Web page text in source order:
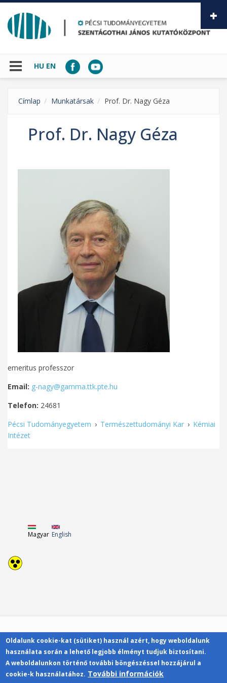
Ugrás a tartalomra
HU EN
Címlap Munkatársak Prof. Dr. Nagy Géza
Prof. Dr. Nagy Géza
emeritus professzor
Email: g-nagy@gamma.ttk.pte.hu
Telefon: 24681
Pécsi Tudományegyetem › Természettudományi Kar › Kémiai
Intézet
Magyar English
Kapcsolat
Oldalunk cookie-kat (sütiket) használ azért, hogy weboldalunk
használata során a lehető legjobb élményt tudjuk biztosítani.
A weboldalunkon történő további böngészéssel hozzájárul a
cookie-k használatához. További információk